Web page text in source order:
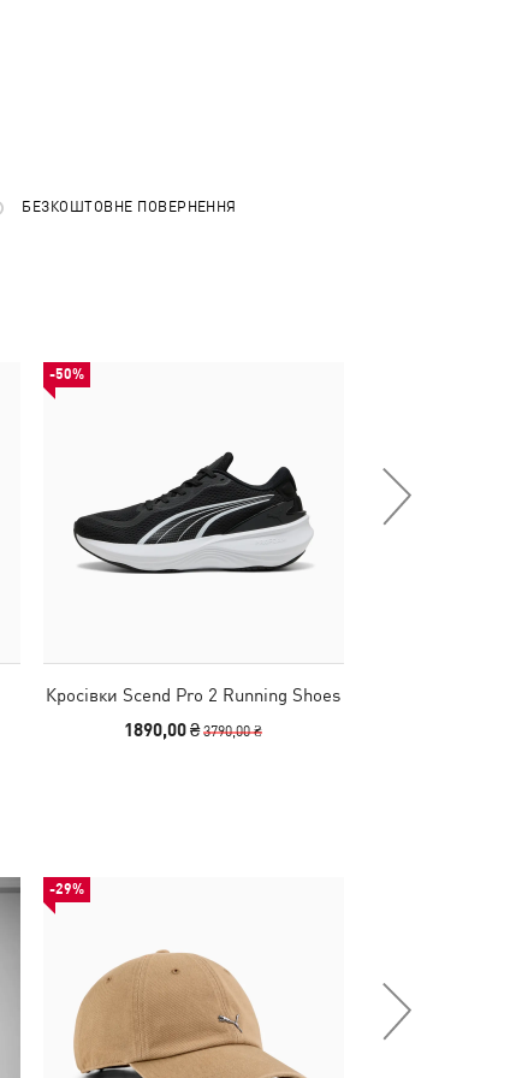
БЕЗКОШТОВНЕ ПОВЕРНЕННЯ
-50%
Кросівки Scend Pro 2 Running Shoes
1890,00 ₴3790,00 ₴
-29%